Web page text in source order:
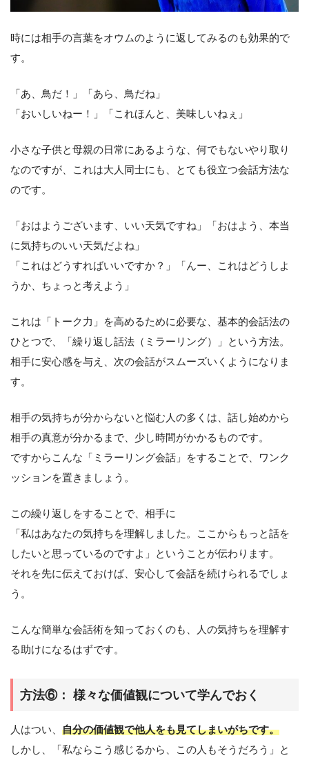
時には相手の言葉をオウムのように返してみるのも効果的で
す。
「あ、鳥だ！」「あら、鳥だね」
「おいしいねー！」「これほんと、美味しいねぇ」
小さな子供と母親の日常にあるような、何でもないやり取り
なのですが、これは大人同士にも、とても役立つ会話方法な
のです。
「おはようございます、いい天気ですね」「おはよう、本当
に気持ちのいい天気だよね」
「これはどうすればいいですか？」「んー、これはどうしよ
うか、ちょっと考えよう」
これは「トーク力」を高めるために必要な、基本的会話法の
ひとつで、「繰り返し話法（ミラーリング）」という方法。
相手に安心感を与え、次の会話がスムーズいくようになりま
す。
相手の気持ちが分からないと悩む人の多くは、話し始めから
相手の真意が分かるまで、少し時間がかかるものです。
ですからこんな「ミラーリング会話」をすることで、ワンク
ッションを置きましょう。
この繰り返しをすることで、相手に
「私はあなたの気持ちを理解しました。ここからもっと話を
したいと思っているのですよ」ということが伝わります。
それを先に伝えておけば、安心して会話を続けられるでしょ
う。
こんな簡単な会話術を知っておくのも、人の気持ちを理解す
る助けになるはずです。
方法⑥： 様々な価値観について学んでおく
人はつい、 自分の価値観で他人をも見てしまいがちです。
しかし、「私ならこう感じるから、この人もそうだろう」と